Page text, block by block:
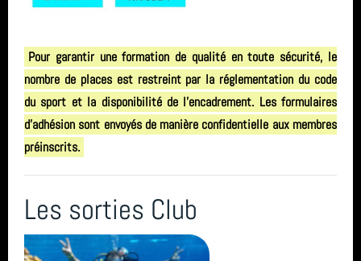
Pour garantir une formation de qualité en toute sécurité, le
nombre de places est restreint par la réglementation du code
du sport et la disponibilité de l'encadrement. Les formulaires
d'adhésion sont envoyés de manière confidentielle aux membres
préinscrits.
Les sorties Club